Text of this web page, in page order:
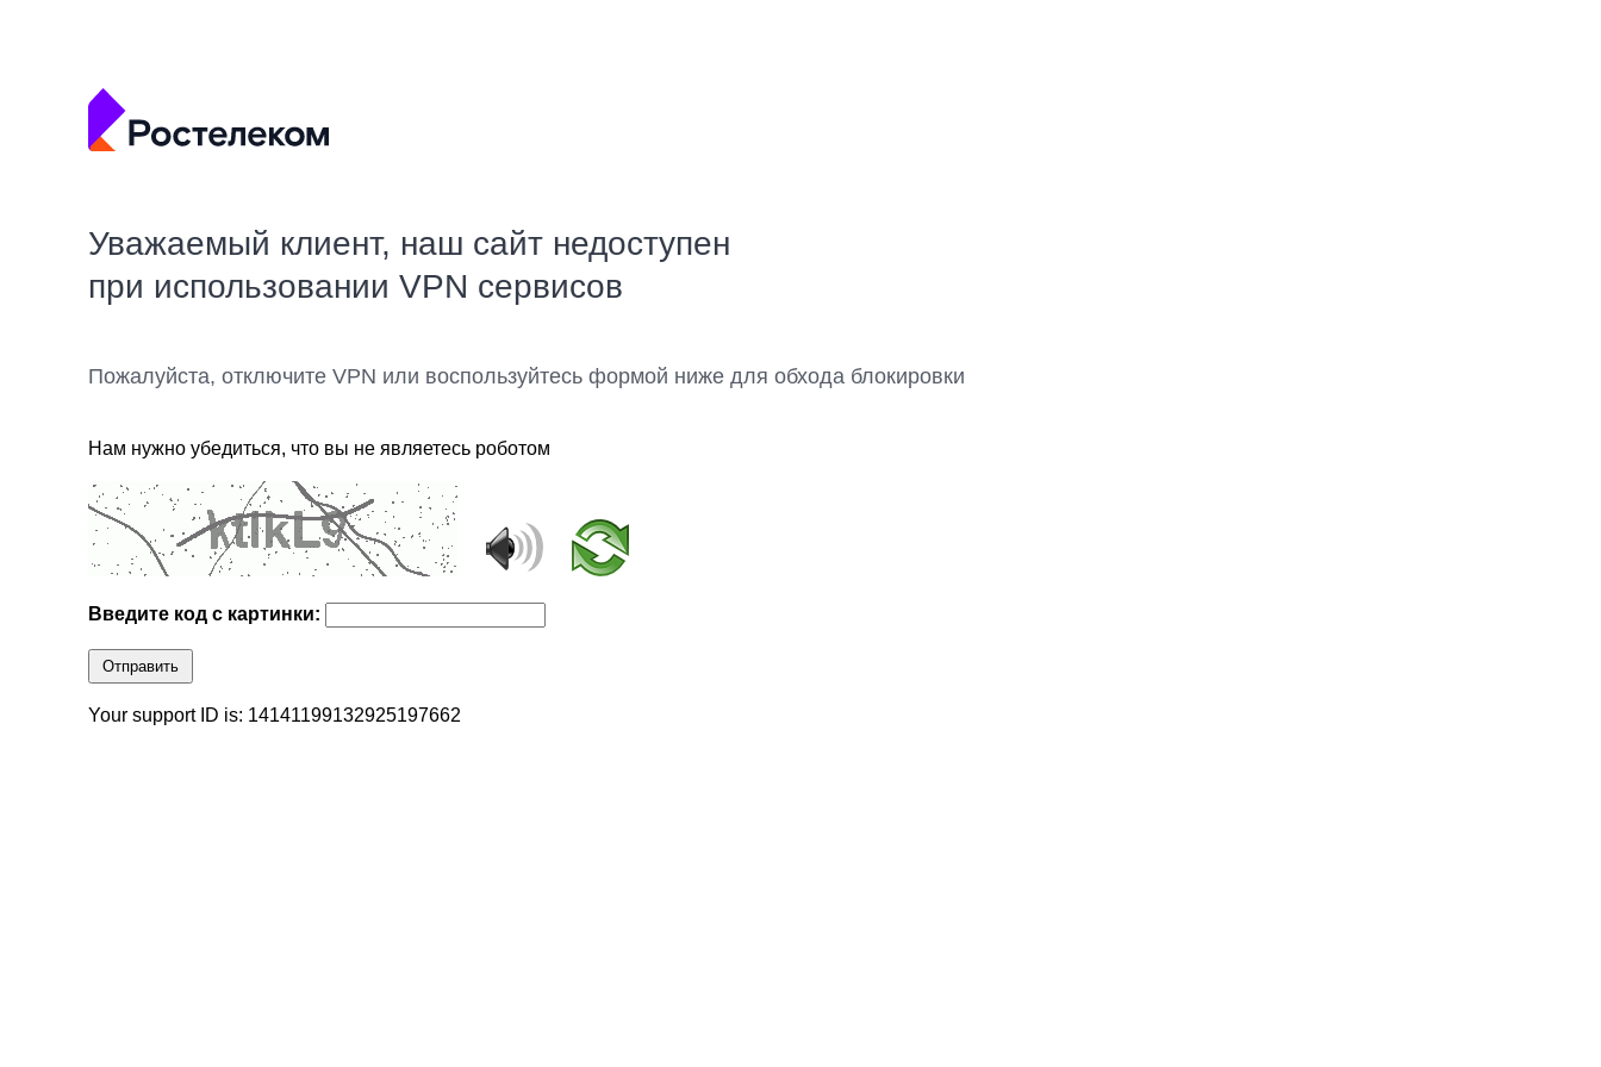
Уважаемый клиент, наш сайт недоступен
при использовании VPN сервисов
Пожалуйста, отключите VPN или воспользуйтесь формой ниже для обхода блокировки
Нам нужно убедиться, что вы не являетесь роботом
Введите код с картинки:
Отправить
Your support ID is: 14141199132925197662